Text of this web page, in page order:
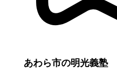
あわら市の明光義塾